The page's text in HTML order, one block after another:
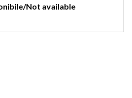
Not available